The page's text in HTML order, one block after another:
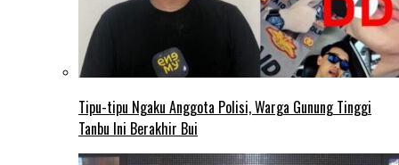
Tipu-tipu Ngaku Anggota Polisi, Warga Gunung Tinggi
Tanbu Ini Berakhir Bui